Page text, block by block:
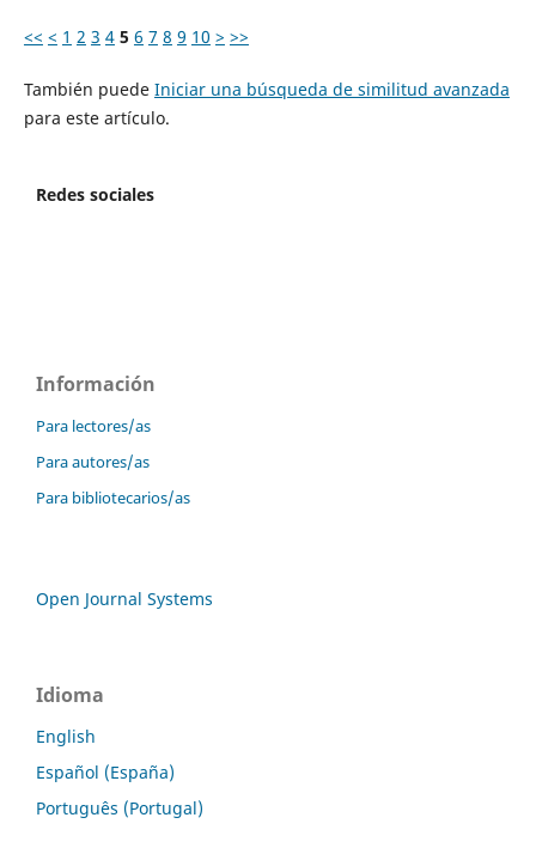
<< < 1 2 3 4 5 6 7 8 9 10 > >>
También puede Iniciar una búsqueda de similitud avanzada
para este artículo.
Redes sociales
Información
Para lectores/as
Para autores/as
Para bibliotecarios/as
Open Journal Systems
Idioma
English
Español (España)
Português (Portugal)